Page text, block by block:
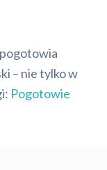
– nie tylko w
Pogotowie